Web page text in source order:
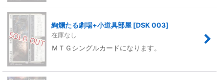
絢爛たる劇場+小道具部屋 [DSK 003]
在庫なし
ＭＴＧシングルカードになります。